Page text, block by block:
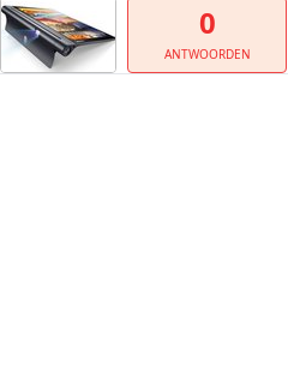
0
ANTWOORDEN